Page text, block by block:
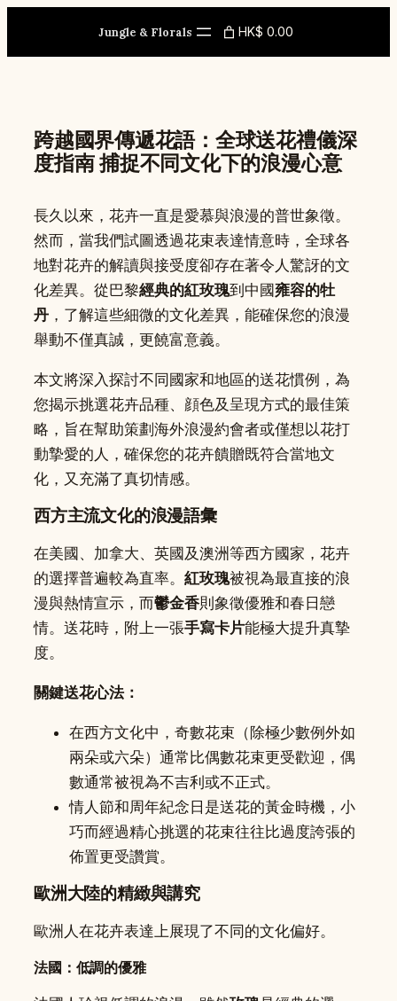
content
Jungle & Florals HK$ 0.00
跨越國界傳遞花語：全球送花禮儀深
度指南 捕捉不同文化下的浪漫心意
長久以來，花卉一直是愛慕與浪漫的普世象徵。
然而，當我們試圖透過花束表達情意時，全球各
地對花卉的解讀與接受度卻存在著令人驚訝的文
化差異。從巴黎經典的紅玫瑰到中國雍容的牡
丹 ，了解這些細微的文化差異，能確保您的浪漫
舉動不僅真誠，更饒富意義。
本文將深入探討不同國家和地區的送花慣例，為
您揭示挑選花卉品種、顔色及呈現方式的最佳策
略，旨在幫助策劃海外浪漫約會者或僅想以花打
動摯愛的人，確保您的花卉饋贈既符合當地文
化，又充滿了真切情感。
西方主流文化的浪漫語彙
在美國、加拿大、英國及澳洲等西方國家，花卉
的選擇普遍較為直率。 紅玫瑰被視為最直接的浪
漫與熱情宣示，而鬱金香則象徵優雅和春日戀
情。送花時，附上一張手寫卡片能極大提升真摯
度。
關鍵送花心法：
在西方文化中，奇數花束（除極少數例外如
兩朵或六朵）通常比偶數花束更受歡迎，偶
數通常被視為不吉利或不正式。
情人節和周年紀念日是送花的黃金時機，小
巧而經過精心挑選的花束往往比過度誇張的
佈置更受讚賞。
歐洲大陸的精緻與講究
歐洲人在花卉表達上展現了不同的文化偏好。
法國：低調的優雅